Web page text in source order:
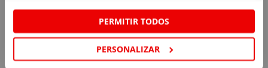
PERMITIR TODOS
PERSONALIZAR
para Bebé Continente do
emb. 1 un
Bebeconfort
emb. 1 un